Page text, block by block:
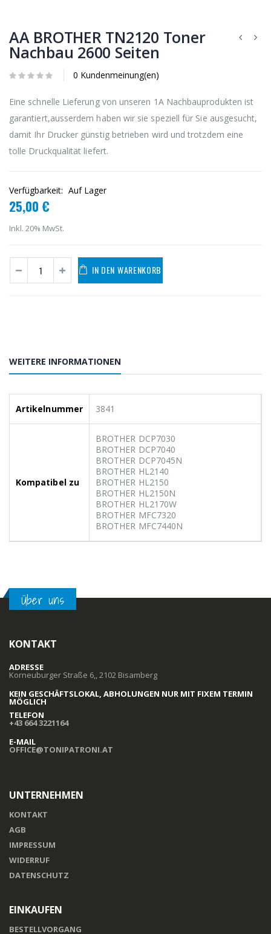
AA BROTHER TN2120 Toner
Nachbau 2600 Seiten
0 Kundenmeinung(en)
Eine schnelle Lieferung von unseren 1A Nachbauprodukten ist
garantiert,ausserdem haben wir sie speziell für Sie ausgesucht,
damit Ihr Drucker günstig betrieben wird und trotzdem eine
tolle Druckqualität liefert.
Verfügbarkeit: Auf Lager
25,00 €
Inkl. 20% MwSt.
IN DEN WARENKORB
WEITERE INFORMATIONEN
Artikelnummer 3841
Kompatibel zu
BROTHER DCP7030
BROTHER DCP7040
BROTHER DCP7045N
BROTHER HL2140
BROTHER HL2150
BROTHER HL2150N
BROTHER HL2170W
BROTHER MFC7320
BROTHER MFC7440N
Über uns
KONTAKT
ADRESSE
Korneuburger Straße 6,, 2102 Bisamberg
KEIN GESCHÄFTSLOKAL, ABHOLUNGEN NUR MIT FIXEM TERMIN
MÖGLICH
TELEFON
+43 664 3221164
E-MAIL
OFFICE@TONIPATRONI.AT
UNTERNEHMEN
KONTAKT
AGB
IMPRESSUM
WIDERRUF
DATENSCHUTZ
EINKAUFEN
BESTELLVORGANG